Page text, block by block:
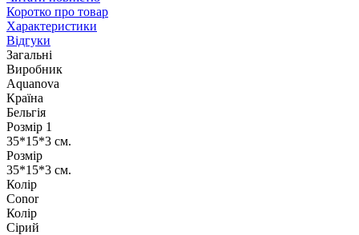
Коротко про товар
Характеристики
Відгуки
Загальні
Виробник
Aquanova
Країна
Бельгія
Розмір 1
35*15*3 см.
Розмір
35*15*3 см.
Колір
Conor
Колір
Сірий